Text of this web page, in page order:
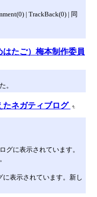
| TrackBack(0) | 同
はたご）梅本制作委員
。
たネガティブログ
グに表示されています。
に表示されています。新し